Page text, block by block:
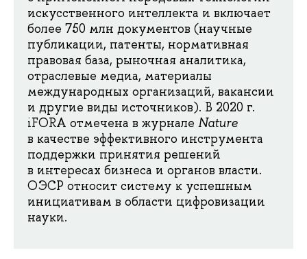
искусственного интеллекта и включает
более 750 млн документов (научные
публикации, патенты, нормативная
правовая база, рыночная аналитика,
отраслевые медиа, материалы
международных организаций, вакансии
и другие виды источников). В 2020 г.
iFORA отмечена в журнале Nature
в качестве эффективного инструмента
поддержки принятия решений
в интересах бизнеса и органов власти.
ОЭСР относит систему к успешным
инициативам в области цифровизации
науки.